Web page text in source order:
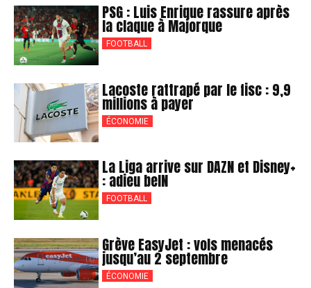
PSG : Luis Enrique rassure après
la claque à Majorque
FOOTBALL
Lacoste rattrapé par le fisc : 9,9
millions à payer
ÉCONOMIE
La Liga arrive sur DAZN et Disney+
: adieu beIN
FOOTBALL
Grève EasyJet : vols menacés
jusqu’au 2 septembre
ÉCONOMIE